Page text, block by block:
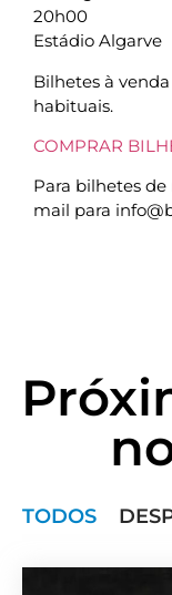
20h00
Estádio Algarve
Bilhetes à
habituais.
COMPRAR
Para bilhetes
mail para
TODOS